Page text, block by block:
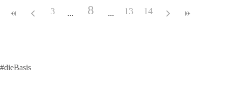
3 8 13 14
#dieBasis